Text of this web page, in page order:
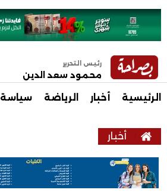
رئيس التحرير
محمود سعد الدين
الرئيسية أخبار الرياضة سياسة
أخبار